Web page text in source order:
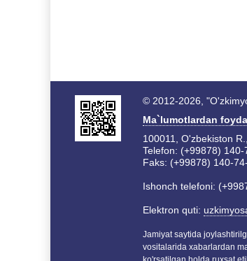
© 2012-2026,
Ma`lumotlardan
100011, O'zbekiston
Telefon: (+99878) 140-
Faks: (+99878) 140-
Ishonch telefoni:
Elektron quti:
Jamiyat saytida
vositalarida xabarlardan